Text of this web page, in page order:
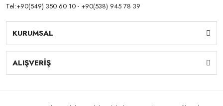
Tel:+90(549) 350 60 10 - +90(538) 945 78 39
KURUMSAL
ALIŞVERİŞ